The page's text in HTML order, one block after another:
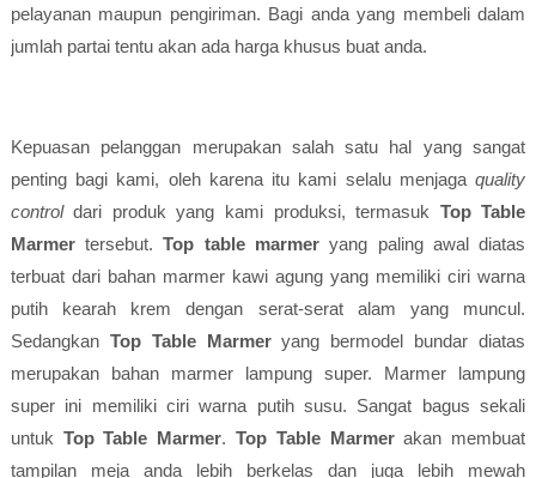
pelayanan maupun pengiriman. Bagi anda yang membeli dalam
jumlah partai tentu akan ada harga khusus buat anda.
Kepuasan pelanggan merupakan salah satu hal yang sangat
penting bagi kami, oleh karena itu kami selalu menjagaquality
controldari produk yang kami produksi, termasuk Top Table
Marmertersebut.Top table marmer yang paling awal diatas
terbuat dari bahan marmer kawi agung yang memiliki ciri warna
putih kearah krem dengan serat-serat alam yang muncul.
Sedangkan Top Table Marmeryang bermodel bundar diatas
merupakan bahan marmer lampung super. Marmer lampung
super ini memiliki ciri warna putih susu. Sangat bagus sekali
untuk Top Table Marmer.Top Table Marmerakan membuat
tampilan meja anda lebih berkelas dan juga lebih mewah